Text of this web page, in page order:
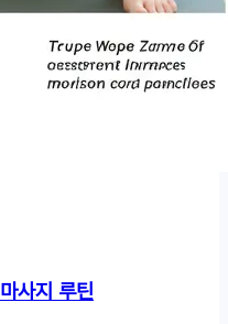
사지 루틴